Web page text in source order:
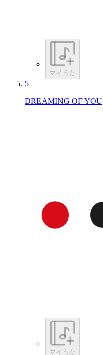
マイうた
5
DREAMING OF YOU
マイうた